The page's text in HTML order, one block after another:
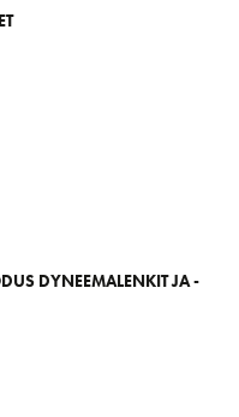
DYNEEMALENKIT JA -